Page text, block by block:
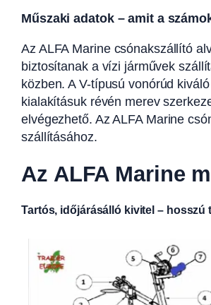
Műszaki adatok – amit a
Az ALFA Marine csónakszállító
biztosítanak a vízi járművek
közben. A V-típusú vonórúd
kialakításuk révén merev
elvégezhető. Az ALFA Marine
szállításához.
Az ALFA Marine
Tartós, időjárásálló kivitel – hosszú